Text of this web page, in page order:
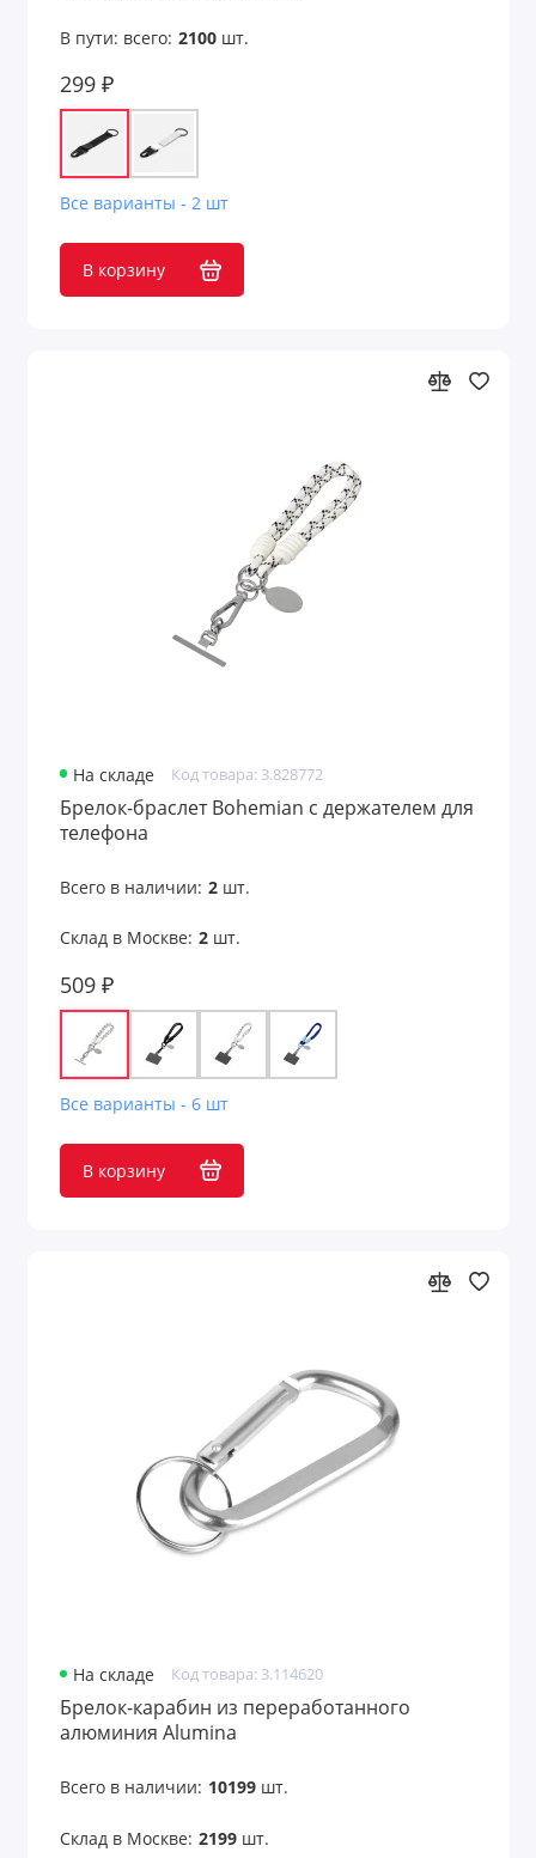
Переходники для техники
Пикник и отдых на природе
Платки
Пляж
Подарки ко Дню нефтяника
Подарки на День медицинского работника
Подарки на День металлурга
Подарки на День Победы 9 мая
Подарки на День рождения компании
Подарки на День России 12 июня
Подарки на День строителя
Подарки на День энергетика 22 декабря
Подарки начальнику
Предметы интерьера
Пришивные патчи
Путешествие и отдых
Ремувки и пуллеры
В пути: всего: 2100шт.
299 ₽
Все варианты - 2 шт
В корзину
На складе Код товара: 3.828772
Брелок-браслет Bohemian с держателем для
телефона
Всего в наличии: 2шт.
Склад в Москве: 2шт.
509 ₽
Все варианты - 6 шт
В корзину
На складе Код товара: 3.114620
Брелок-карабин из переработанного
алюминия Alumina
Всего в наличии: 10199шт.
Склад в Москве: 2199шт.